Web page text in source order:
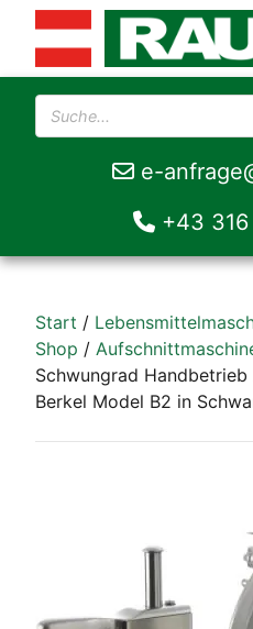
e-
+43 316
Start /
Shop /
Schwungrad
Berkel Model B2 in